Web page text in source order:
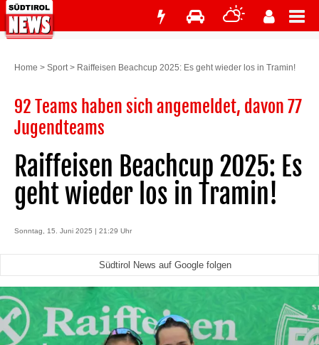
Home > Sport> Raiffeisen Beachcup 2025: Es geht wieder los in Tramin!
92 Teams haben sich angemeldet, davon 77
Jugendteams
Raiffeisen Beachcup 2025: Es
geht wieder los in Tramin!
Sonntag, 15. Juni 2025 | 21:29 Uhr
Südtirol News auf Google folgen